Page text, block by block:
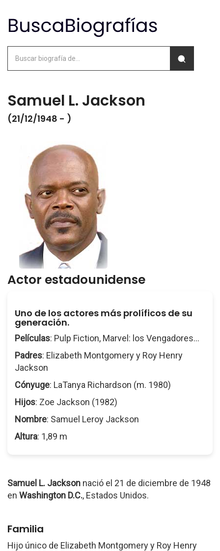
Samuel L. Jackson
(21/12/1948 - )
Actor estadounidense
Uno de los actores más prolíficos de su
generación.
Películas: Pulp Fiction, Marvel: los Vengadores...
Padres: Elizabeth Montgomery y Roy Henry
Jackson
Cónyuge: LaTanya Richardson (m. 1980)
Hijos: Zoe Jackson (1982)
Nombre: Samuel Leroy Jackson
Altura: 1,89 m
Samuel L. Jackson nació el 21 de diciembre de 1948
en Washington D.C., Estados Unidos.
Familia
Hijo único de Elizabeth Montgomery y Roy Henry